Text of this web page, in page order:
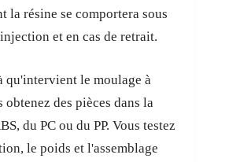
la résine se comportera sous
et en cas de retrait.
qu'intervient le moulage à
des pièces dans la
du PC ou du PP. Vous testez
le poids et l'assemblage